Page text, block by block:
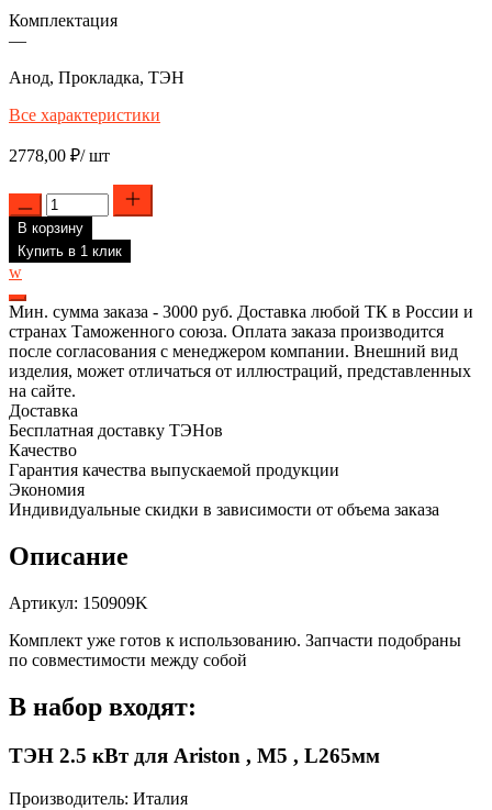
Комплектация
—
Анод, Прокладка, ТЭН
Все характеристики
2778,00 ₽/ шт
Количество
товара
Комплект
ТЭН
2500W(1000+1500),
TW,
RASP,
D80/110,
М5,
клеммы
под
разъем,
L265мм,
220V
+
прокладка
+
150909K
В корзину
Купить в 1 клик
w
Мин. сумма заказа - 3000 руб. Доставка любой ТК в России и
странах Таможенного союза. Оплата заказа производится
после согласования с менеджером компании. Внешний вид
изделия, может отличаться от иллюстраций, представленных
на сайте.
Доставка
Бесплатная доставку ТЭНов
Качество
Гарантия качества выпускаемой продукции
Экономия
Индивидуальные скидки в зависимости от объема заказа
Описание
Артикул: 150909K
Комплект уже готов к использованию. Запчасти подобраны
по совместимости между собой
В набор входят:
ТЭН 2.5 кВт для Ariston , М5 , L265мм
Производитель: Италия